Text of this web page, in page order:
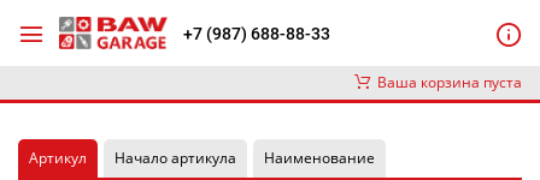
+7 (987) 688-88-33
Ваша корзина пуста
Артикул Начало артикула Наименование